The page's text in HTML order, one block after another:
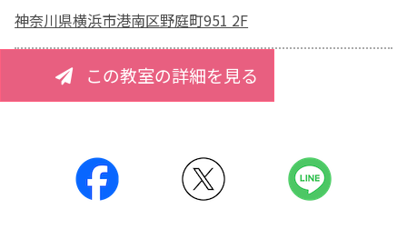
神奈川県横浜市港南区野庭町951 2F
この教室の詳細を見る